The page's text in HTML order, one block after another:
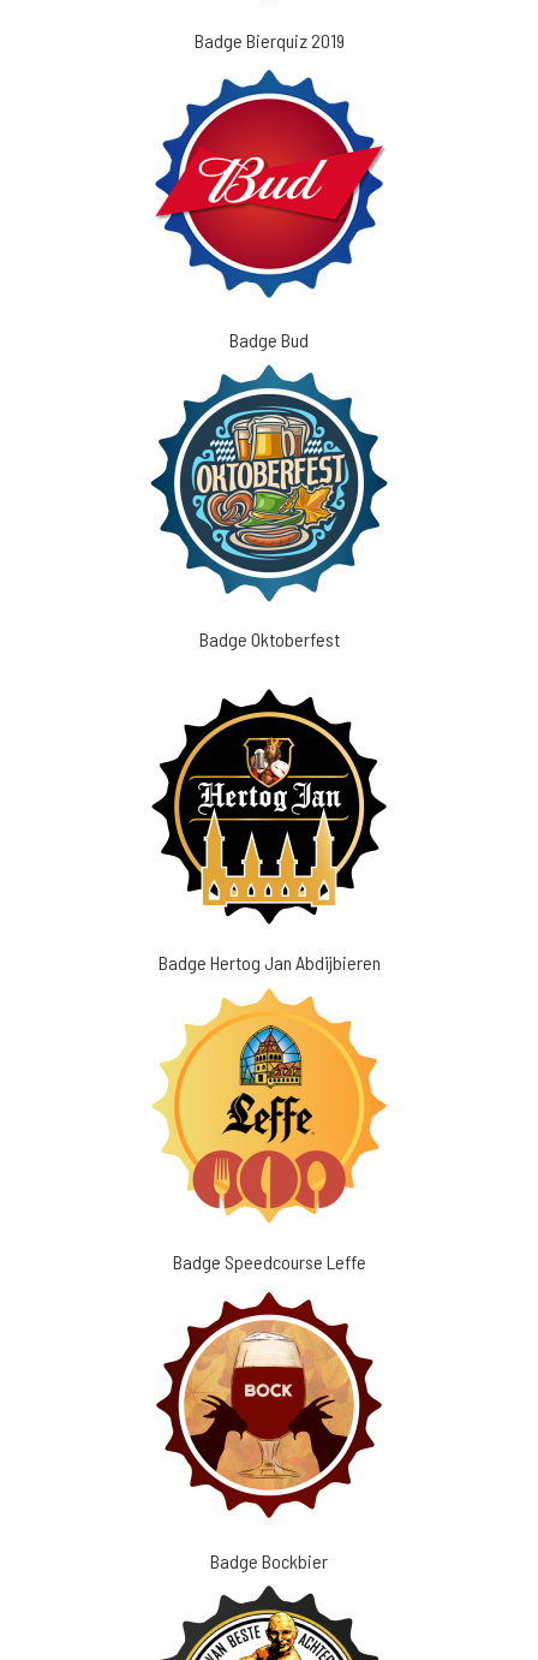
Badge Bierquiz 2019
Badge Bud
Badge Oktoberfest
Badge Hertog Jan Abdijbieren
Badge Speedcourse Leffe
Badge Bockbier